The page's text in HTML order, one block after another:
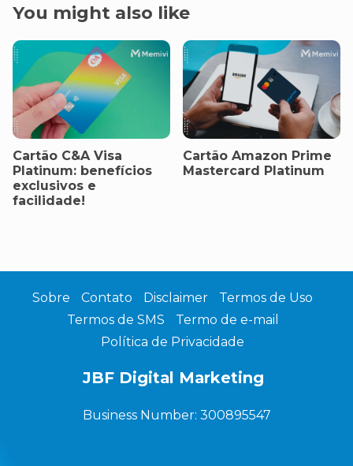
You might also like
Cartão C&A Visa
Platinum: benefícios
exclusivos e
facilidade!
Cartão Amazon Prime
Mastercard Platinum
Sobre Contato Disclaimer
Termos de Uso
Termos de SMS
Termo de e-mail
Política de Privacidade
JBF Digital Marketing
Business Number: 300895547